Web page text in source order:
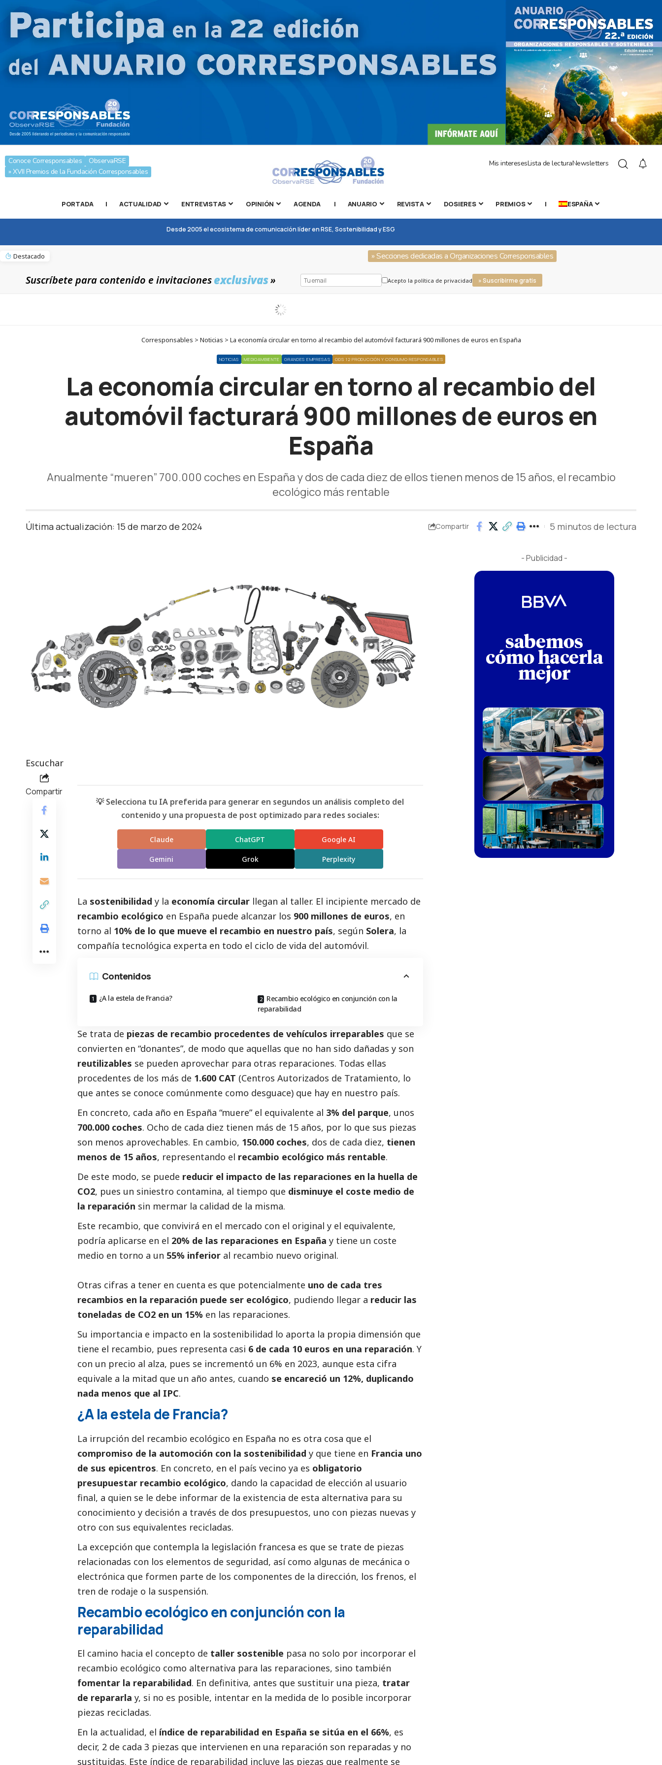
Conoce Corresponsables
ObservaRSE
» XVII Premios de la Fundación Corresponsables
Mis interesesLista de lecturaNewsletters
PORTADA | ACTUALIDAD ENTREVISTAS OPINIÓN AGENDA | ANUARIO REVISTA DOSIERES PREMIOS | ESPAÑA
Desde 2005 el ecosistema de comunicación líder en RSE, Sostenibilidad y ESG
Destacado » Secciones dedicadas a Organizaciones Corresponsables
Suscríbete para contenido e invitacionesexclusivas» Acepto la política de privacidad » Suscribirme gratis
Corresponsables > Noticias > La economía circular en torno al recambio del automóvil facturará 900 millones de euros en España
NOTICIAS MEDIOAMBIENTE GRANDES EMPRESAS ODS 12 PRODUCCIÓN Y CONSUMO RESPONSABLES
La economía circular en torno al recambio del
automóvil facturará 900 millones de euros en
España
Anualmente “mueren” 700.000 coches en España y dos de cada diez de ellos tienen menos de 15 años, el recambio
ecológico más rentable
Última actualización: 15 de marzo de 2024 Compartir 5 minutos de lectura
Escuchar
Compartir
💡 Selecciona tu IA preferida para generar en segundos un análisis completo del
contenido y una propuesta de post optimizado para redes sociales:
Claude ChatGPT Google AI
Gemini Grok Perplexity
La sostenibilidad y la economía circular llegan al taller. El incipiente mercado de
recambio ecológico en España puede alcanzar los 900 millones de euros, en
torno al 10% de lo que mueve el recambio en nuestro país, según Solera, la
compañía tecnológica experta en todo el ciclo de vida del automóvil.
Contenidos
¿A la estela de Francia?
Recambio ecológico en conjunción con la
reparabilidad
Se trata de piezas de recambio procedentes de vehículos irreparables que se
convierten en “donantes”, de modo que aquellas que no han sido dañadas y son
reutilizables se pueden aprovechar para otras reparaciones. Todas ellas
procedentes de los más de 1.600 CAT (Centros Autorizados de Tratamiento, lo
que antes se conoce comúnmente como desguace) que hay en nuestro país.
En concreto, cada año en España “muere” el equivalente al 3% del parque, unos
700.000 coches. Ocho de cada diez tienen más de 15 años, por lo que sus piezas
son menos aprovechables. En cambio, 150.000 coches, dos de cada diez, tienen
menos de 15 años, representando el recambio ecológico más rentable.
De este modo, se puede reducir el impacto de las reparaciones en la huella de
CO2, pues un siniestro contamina, al tiempo que disminuye el coste medio de
la reparación sin mermar la calidad de la misma.
Este recambio, que convivirá en el mercado con el original y el equivalente,
podría aplicarse en el 20% de las reparaciones en España y tiene un coste
medio en torno a un 55% inferior al recambio nuevo original.
Otras cifras a tener en cuenta es que potencialmente uno de cada tres
recambios en la reparación puede ser ecológico, pudiendo llegar a reducir las
toneladas de CO2 en un 15% en las reparaciones.
Su importancia e impacto en la sostenibilidad lo aporta la propia dimensión que
tiene el recambio, pues representa casi 6 de cada 10 euros en una reparación. Y
con un precio al alza, pues se incrementó un 6% en 2023, aunque esta cifra
equivale a la mitad que un año antes, cuando se encareció un 12%, duplicando
nada menos que al IPC.
¿A la estela de Francia?
La irrupción del recambio ecológico en España no es otra cosa que el
compromiso de la automoción con la sostenibilidad y que tiene en Francia uno
de sus epicentros. En concreto, en el país vecino ya es obligatorio
presupuestar recambio ecológico, dando la capacidad de elección al usuario
final, a quien se le debe informar de la existencia de esta alternativa para su
conocimiento y decisión a través de dos presupuestos, uno con piezas nuevas y
otro con sus equivalentes recicladas.
La excepción que contempla la legislación francesa es que se trate de piezas
relacionadas con los elementos de seguridad, así como algunas de mecánica o
electrónica que formen parte de los componentes de la dirección, los frenos, el
tren de rodaje o la suspensión.
Recambio ecológico en conjunción con la
reparabilidad
El camino hacia el concepto de taller sostenible pasa no solo por incorporar el
recambio ecológico como alternativa para las reparaciones, sino también
fomentar la reparabilidad. En definitiva, antes que sustituir una pieza, tratar
de repararla y, si no es posible, intentar en la medida de lo posible incorporar
piezas recicladas.
En la actualidad, el índice de reparabilidad en España se sitúa en el 66%, es
decir, 2 de cada 3 piezas que intervienen en una reparación son reparadas y no
sustituidas. Este índice de reparabilidad incluye las piezas que realmente se
- Publicidad -